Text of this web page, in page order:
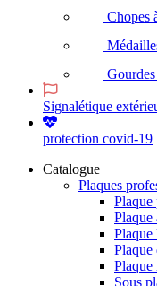
Chopes
Signalétique
protection covid-19
Catalogue
Plaques
Plaque
Plaque
Plaque
Plaque
Sous